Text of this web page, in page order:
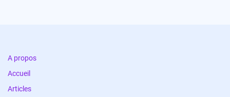
A propos
Accueil
Articles